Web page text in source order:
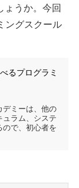
ょうか。今回
ングスクール
るプログラミ
デミーは、他の
ラム、システ
で、初心者を